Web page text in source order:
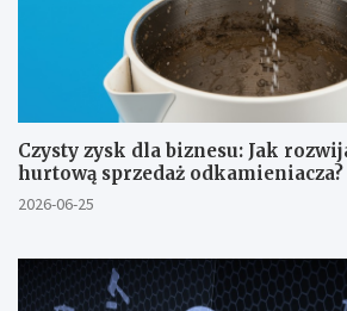
Czysty zysk dla biznesu: Jak
hurtową sprzedaż odkamieniacza?
2026-06-25